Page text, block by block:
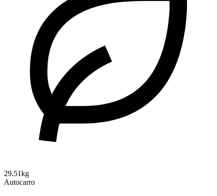
29.51kg
Autocarro